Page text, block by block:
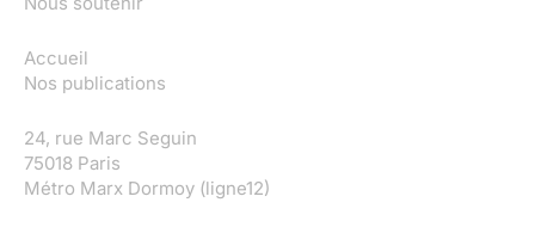
Accueil
Nos publications
24, rue Marc Seguin
75018 Paris
Métro Marx Dormoy (ligne12)